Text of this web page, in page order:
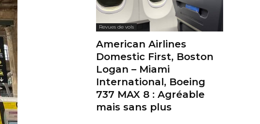
Revues de vols
American Airlines
Domestic First, Boston
Logan – Miami
International, Boeing
737 MAX 8 : Agréable
mais sans plus